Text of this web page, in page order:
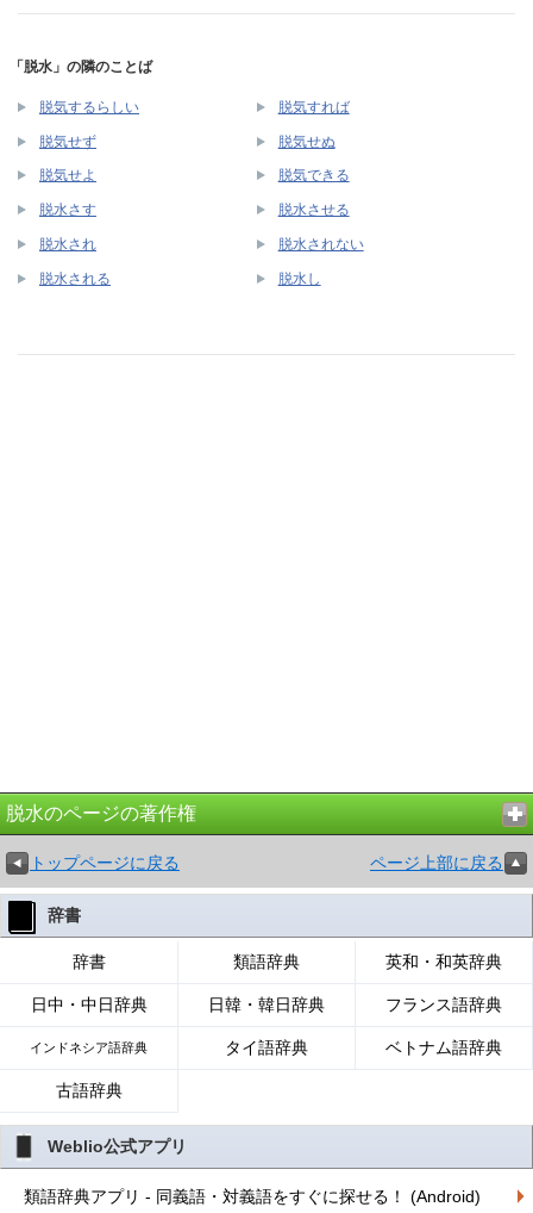
「脱水」の隣のことば
脱気するらしい 脱気すれば
脱気せず 脱気せぬ
脱気せよ 脱気できる
脱水さす 脱水させる
脱水され 脱水されない
脱水される 脱水し
脱水のページの著作権
トップページに戻る ページ上部に戻る
辞書
辞書 類語辞典 英和・和英辞典
日中・中日辞典 日韓・韓日辞典 フランス語辞典
インドネシア語辞典 タイ語辞典 ベトナム語辞典
古語辞典
Weblio公式アプリ
類語辞典アプリ - 同義語・対義語をすぐに探せる！ (Android)